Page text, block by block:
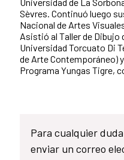
Sèvres. Continuó luego
Nacional de Artes
Asistió al Taller de Dibujo
Universidad Torcuato Di
de Arte Contemporáneo)
Programa Yungas Tigre,
Para cualquier
enviar un correo